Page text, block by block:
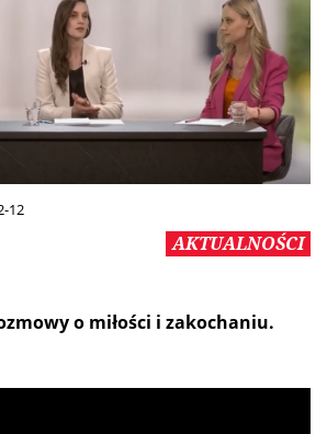
12
AKTUALNOŚCI
o miłości i zakochaniu.